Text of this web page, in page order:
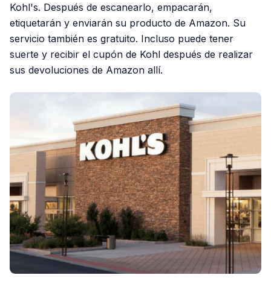
Kohl's. Después de escanearlo, empacarán,
etiquetarán y enviarán su producto de Amazon. Su
servicio también es gratuito. Incluso puede tener
suerte y recibir el cupón de Kohl después de realizar
sus devoluciones de Amazon allí.